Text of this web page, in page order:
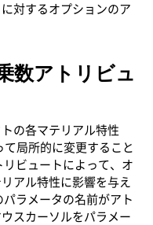
対するオプションのア
数アトリビュ
の各マテリアル特性
局所的に変更すること
ビュートによって、オ
アル特性に影響を与え
ラメータの名前がアト
スカーソルをパラメー